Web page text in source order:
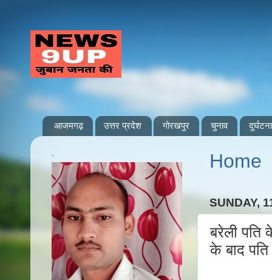
आजमगढ़ उत्तर प्रदेश गोरखपुर चुनाव दुर्घटना
Home
SUNDAY,
बरेली पति
के बाद
.